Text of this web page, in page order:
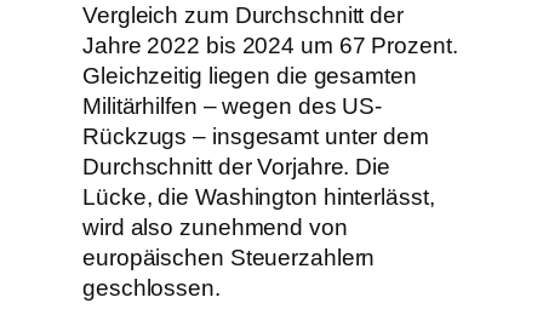
Vergleich zum Durchschnitt der
Jahre 2022 bis 2024 um 67 Prozent.
Gleichzeitig liegen die gesamten
Militärhilfen – wegen des US-
Rückzugs – insgesamt unter dem
Durchschnitt der Vorjahre. Die
Lücke, die Washington hinterlässt,
wird also zunehmend von
europäischen Steuerzahlern
geschlossen.